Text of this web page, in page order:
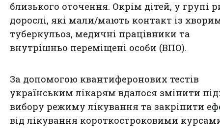
близького оточення. Окрім дітей, у групі
дорослі, які мали/мають контакт із
туберкульоз, медичні працівники та
внутрішньо переміщені особи (ВПО).
За допомогою квантиферонових тестів
українським лікарям вдалося змінити
вибору режиму лікування та закріпити
від лікування короткостроковими